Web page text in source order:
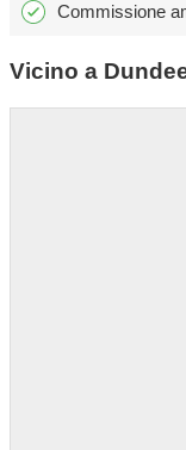
Commissione
Vicino a